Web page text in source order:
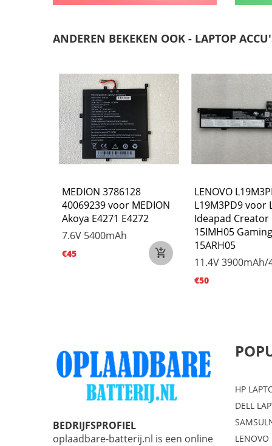
ANDEREN BEKEKEN OOK - LAPTOP
MEDION 3786128
40069239 voor MEDION
Akoya E4271 E4272
7.6V 5400mAh
€45
LENOVO
L19M3PD9 voor
Ideapad Creator
15IMH05
15ARH05
11.4V3900mAh/
€50
BEDRIJFSPROFIEL
oplaadbare-batterij.nl is een online
HP
DELL
LENOVO